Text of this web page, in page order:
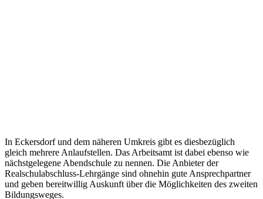
In Eckersdorf und dem näheren Umkreis gibt es diesbezüglich
gleich mehrere Anlaufstellen. Das Arbeitsamt ist dabei ebenso wie
nächstgelegene Abendschule zu nennen. Die Anbieter der
Realschulabschluss-Lehrgänge sind ohnehin gute Ansprechpartner
und geben bereitwillig Auskunft über die Möglichkeiten des zweiten
Bildungsweges.